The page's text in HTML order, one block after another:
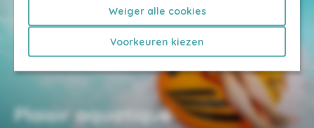
Weiger alle cookies
Voorkeuren kiezen
Plaisir aquatique